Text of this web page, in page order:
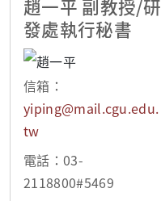
趙一平 副教授/研
發處執行秘書
信箱：
yiping@mail.cgu.edu.
tw
電話：03-
2118800#5469